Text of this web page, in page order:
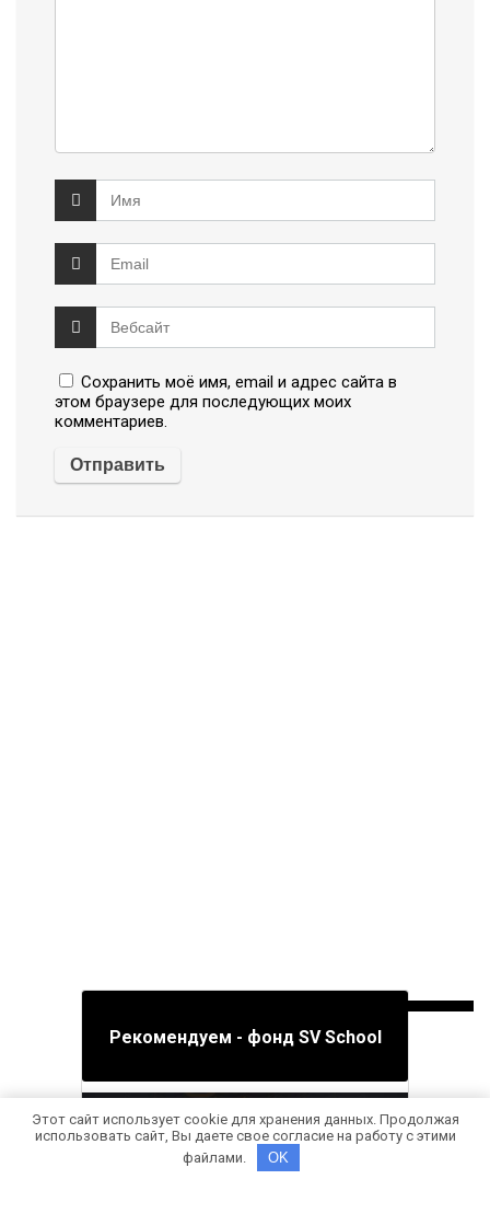
Сохранить моё имя, email и адрес сайта в
этом браузере для последующих моих
комментариев.
Рекомендуем - фонд SV School
Этот сайт использует cookie для хранения данных. Продолжая
использовать сайт, Вы даете свое согласие на работу с этими
файлами.
OK